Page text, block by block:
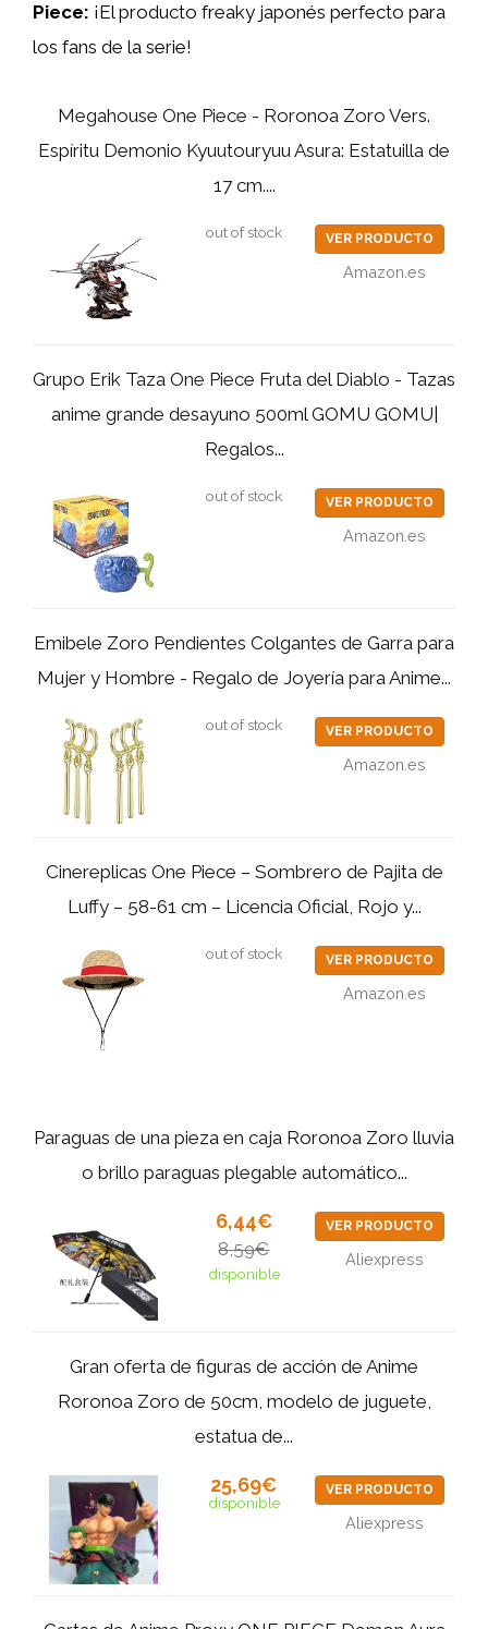
Piece: ¡El producto freaky japonés perfecto para
los fans de la serie!
Megahouse One Piece - Roronoa Zoro Vers.
Espíritu Demonio Kyuutouryuu Asura: Estatuilla de
17 cm....
out of stock VER PRODUCTO
Amazon.es
Grupo Erik Taza One Piece Fruta del Diablo - Tazas
anime grande desayuno 500ml GOMU GOMU|
Regalos...
out of stock VER PRODUCTO
Amazon.es
Emibele Zoro Pendientes Colgantes de Garra para
Mujer y Hombre - Regalo de Joyería para Anime...
out of stock VER PRODUCTO
Amazon.es
Cinereplicas One Piece – Sombrero de Pajita de
Luffy – 58-61 cm – Licencia Oficial, Rojo y...
out of stock VER PRODUCTO
Amazon.es
Paraguas de una pieza en caja Roronoa Zoro lluvia
o brillo paraguas plegable automático...
6,44€
8,59€
disponible
VER PRODUCTO
Aliexpress
Gran oferta de figuras de acción de Anime
Roronoa Zoro de 50cm, modelo de juguete,
estatua de...
25,69€
disponible
VER PRODUCTO
Aliexpress